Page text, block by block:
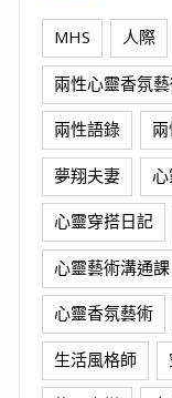
MHS 人際
兩性心靈香氛
兩性語錄
夢翔夫妻 心
心靈穿搭日記
心靈藝術溝通課
心靈香氛藝術
生活風格師